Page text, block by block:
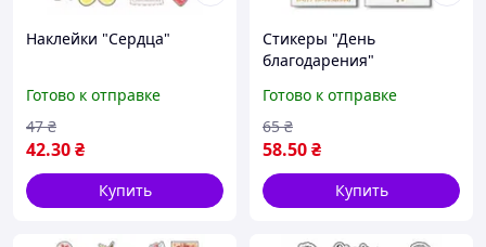
Наклейки "Сердца"
Готово к отправке
42.30₴
47 ₴
Купить
Стикеры "День
благодарения"
Готово к отправке
58.50₴
65 ₴
Купить